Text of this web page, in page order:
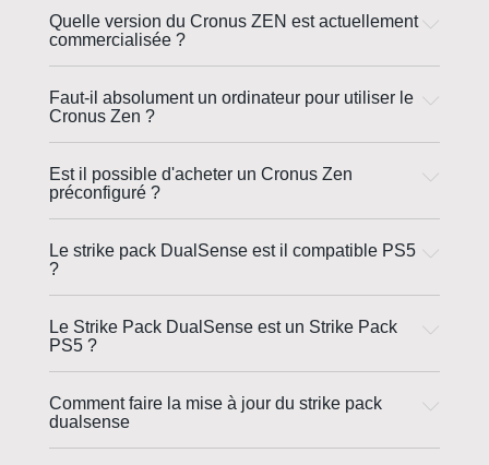
Quelle version du Cronus ZEN est actuellement
commercialisée ?
Faut-il absolument un ordinateur pour utiliser le
Cronus Zen ?
Est il possible d'acheter un Cronus Zen
préconfiguré ?
Le strike pack DualSense est il compatible PS5
?
Le Strike Pack DualSense est un Strike Pack
PS5 ?
Comment faire la mise à jour du strike pack
dualsense